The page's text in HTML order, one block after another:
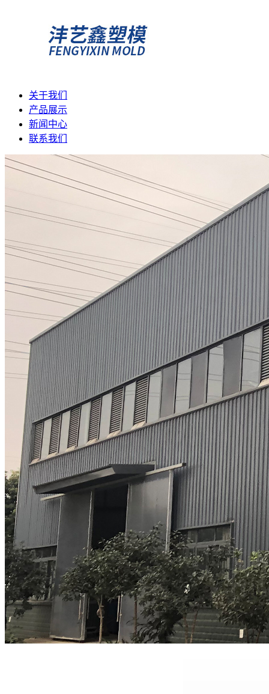
关于我们
产品展示
新闻中心
联系我们